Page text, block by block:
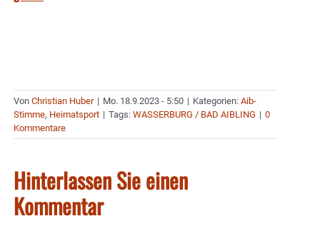
Von Christian Huber | Mo. 18.9.2023 - 5:50 | Kategorien: Aib-
Stimme, Heimatsport | Tags: WASSERBURG / BAD AIBLING | 0
Kommentare
Hinterlassen Sie einen
Kommentar